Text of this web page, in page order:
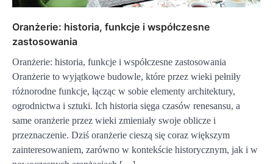
Oranżerie: historia, funkcje i współczesne
zastosowania
Oranżerie: historia, funkcje i współczesne zastosowania
Oranżerie to wyjątkowe budowle, które przez wieki pełniły
różnorodne funkcje, łącząc w sobie elementy architektury,
ogrodnictwa i sztuki. Ich historia sięga czasów renesansu, a
same oranżerie przez wieki zmieniały swoje oblicze i
przeznaczenie. Dziś oranżerie cieszą się coraz większym
zainteresowaniem, zarówno w kontekście historycznym, jak i w